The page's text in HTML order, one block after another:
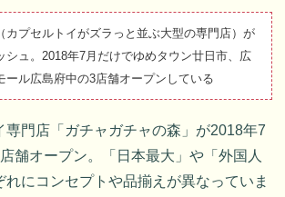
カプセルトイがズラっと並ぶ大型の専門店）が
シュ。2018年7月だけでゆめタウン廿日市、広
ール広島府中の3店舗オープンしている
専門店「ガチャガチャの森」が2018年7
舗オープン。「日本最大」や「外国人
れにコンセプトや品揃えが異なっていま